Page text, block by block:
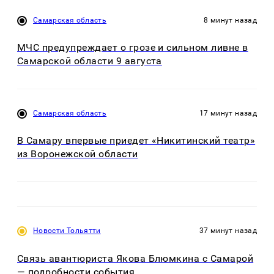
Самарская область 8 минут назад
МЧС предупреждает о грозе и сильном ливне в
Самарской области 9 августа
Самарская область 17 минут назад
В Самару впервые приедет «Никитинский театр»
из Воронежской области
Новости Тольятти 37 минут назад
Связь авантюриста Якова Блюмкина с Самарой
— подробности события